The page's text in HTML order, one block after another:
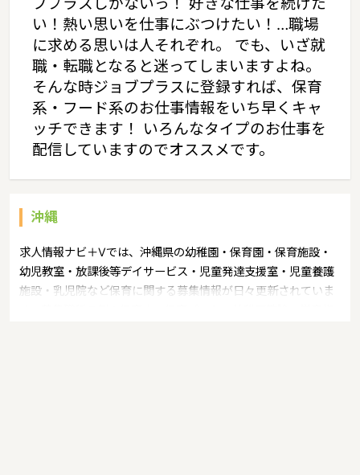
い！熱い思いを仕事にぶつけたい！…職場
に求める思いは人それぞれ。 でも、いざ就
職・転職となると迷ってしまいますよね。
そんな時ジョブプラスに登録すれば、保育
系・フード系のお仕事情報をいち早くキャ
ッチできます！ いろんなタイプのお仕事を
配信していますのでオススメです。
沖縄
求人情報ナビ＋Vでは、沖縄県の幼稚園・保育園・保育施設・
幼児教室・放課後等デイサービス・児童発達支援室・児童養護
施設・乳児院など保育に関する募集情報が日々更新されていま